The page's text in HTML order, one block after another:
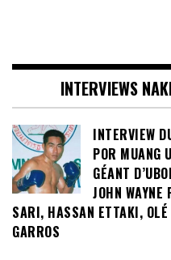
INTERVIEWS
INTERVIEW
POR MUANG
GÉANT
JOHN
SARI, HASSAN ETTAKI,
GARROS